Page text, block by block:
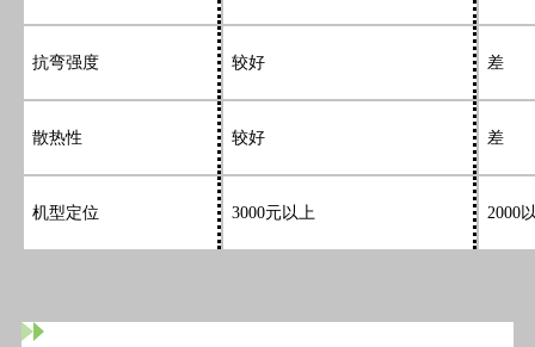
抗弯强度 较好 差
散热性 较好 差
机型定位 3000元以上 2000